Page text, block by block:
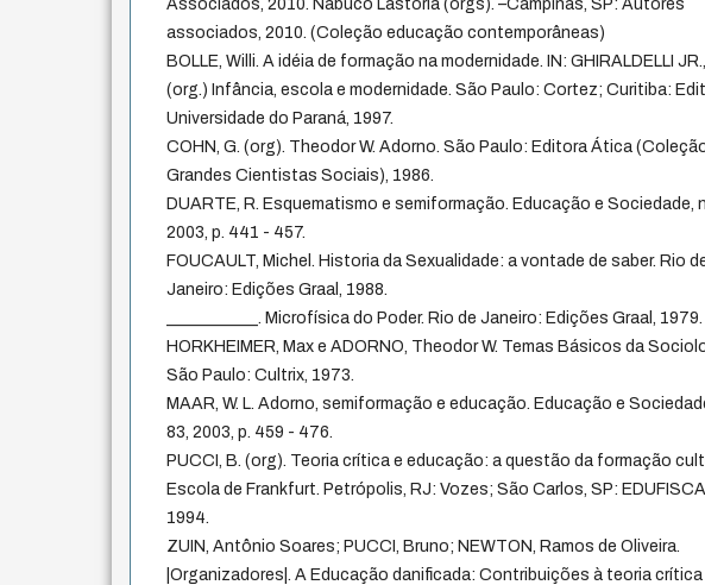
Associados, 2010. Nabuco Lastória (orgs). –Campinas, SP: Autores
associados, 2010. (Coleção educação contemporâneas)
BOLLE, Willi. A idéia de formação na modernidade. IN: GHIRALDELLI
(org.) Infância, escola e modernidade. São Paulo: Cortez; Curitiba:
Universidade do Paraná, 1997.
COHN, G. (org). Theodor W. Adorno. São Paulo: Editora Ática
Grandes Cientistas Sociais), 1986.
DUARTE, R. Esquematismo e semiformação. Educação e Sociedade,
2003, p. 441 - 457.
FOUCAULT, Michel. Historia da Sexualidade: a vontade de saber. Rio
Janeiro: Edições Graal, 1988.
___________. Microfísica do Poder. Rio de Janeiro: Edições Graal, 1979.
HORKHEIMER, Max e ADORNO, Theodor W. Temas Básicos da
São Paulo: Cultrix, 1973.
MAAR, W. L. Adorno, semiformação e educação. Educação e
83, 2003, p. 459 - 476.
PUCCI, B. (org). Teoria crítica e educação: a questão da formação
Escola de Frankfurt. Petrópolis, RJ: Vozes; São Carlos, SP:
1994.
ZUIN, Antônio Soares; PUCCI, Bruno; NEWTON, Ramos de Oliveira.
|Organizadores|. A Educação danificada: Contribuições à teoria crítica